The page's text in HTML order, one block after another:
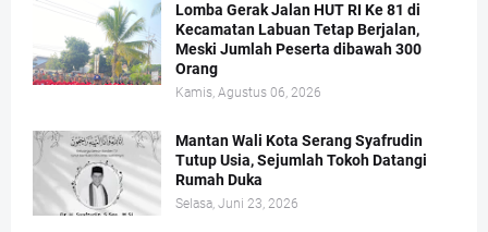
Lomba Gerak Jalan HUT RI Ke 81 di
Kecamatan Labuan Tetap Berjalan,
Meski Jumlah Peserta dibawah 300
Orang
Kamis, Agustus 06, 2026
Mantan Wali Kota Serang Syafrudin
Tutup Usia, Sejumlah Tokoh Datangi
Rumah Duka
Selasa, Juni 23, 2026